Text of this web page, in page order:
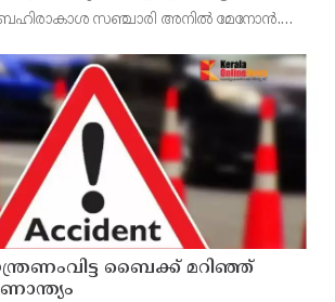
ബഹിരാകാശ സഞ്ചാരി അനിൽ മേനോൻ.
തയ്യാറെടുപ്പുകളുടെ ഫലമാണd. 6.5
ബൈക്ക് മറിഞ്ഞ്